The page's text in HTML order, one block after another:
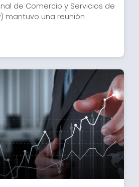
de Comercio y Servicios de
mantuvo una reunión